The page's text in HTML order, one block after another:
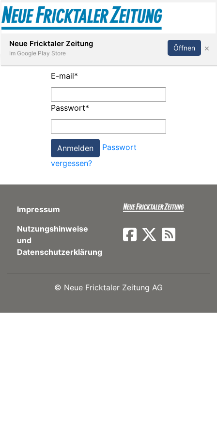
Paper
App
Abonnieren Anmelden
E-mail*
Passwort*
Passwort
vergessen?
Impressum
Nutzungshinweise
und
Datenschutzerklärung
© Neue Fricktaler Zeitung AG
Neue Fricktaler Zeitung
Im Google Play Store
Öffnen ×